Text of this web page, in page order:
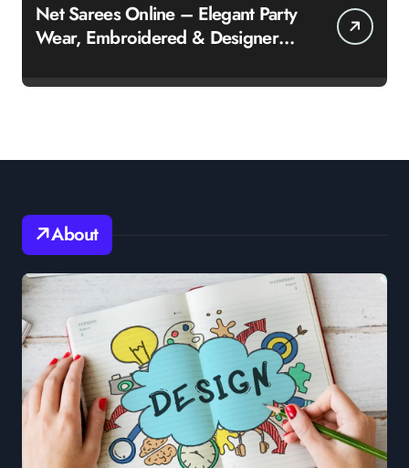
Net Sarees Online – Elegant Party
Wear, Embroidered & Designer
About